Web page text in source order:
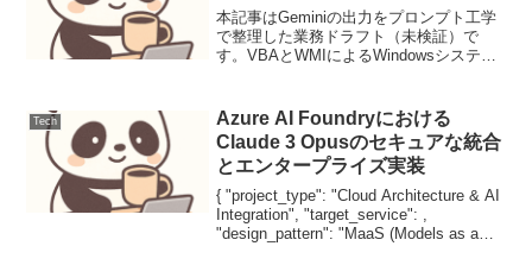
本記事はGeminiの出力をプロンプト工学
で整理した業務ドラフト（未検証）で
す。VBAとWMIによるWindowsシステム
いた業務自動化において、...
Tech
Azure AI Foundryにおける
Claude 3 Opusのセキュアな統合
とエンタープライズ実装
{ "project_type": "Cloud Architecture & AI
Integration", "target_service": ,
"design_pattern": "MaaS (Models as a